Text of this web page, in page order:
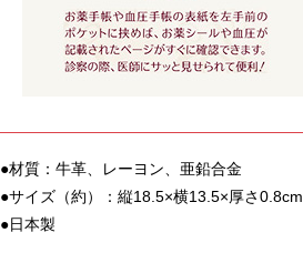
●材質：牛革、レーヨン、亜鉛合金
●サイズ（約）：縦18.5×横13.5×厚さ0.8cm
●日本製